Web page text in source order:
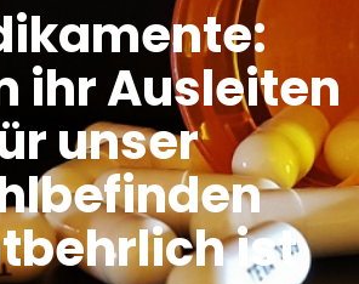
ihr Ausleiten
unser
ist